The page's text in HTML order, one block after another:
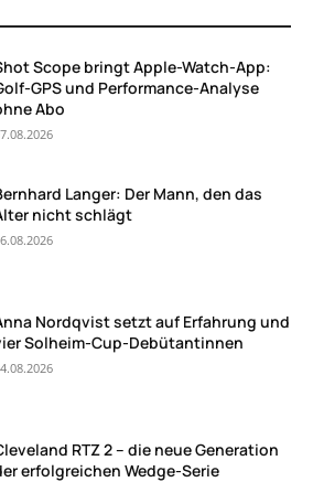
Scope bringt Apple-Watch-App:
GPS und Performance-Analyse
Abo
Langer: Der Mann, den das
nicht schlägt
Nordqvist setzt auf Erfahrung und
Solheim-Cup-Debütantinnen
RTZ 2 – die neue Generation
erfolgreichen Wedge-Serie